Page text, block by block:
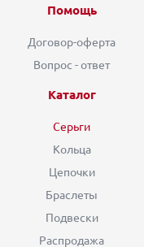
Помощь
Договор-оферта
Вопрос - ответ
Каталог
Серьги
Кольца
Цепочки
Браслеты
Подвески
Распродажа